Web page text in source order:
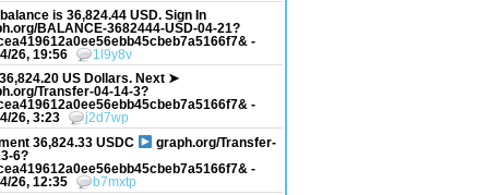
is 36,824.44 USD. Sign In
BALANCE-3682444-USD-04-21?
-
26, 19:56
1l9y8v
US Dollars. Next ➤
Transfer-04-14-3?
-
26, 3:23
j2d7wp
36,824.33 USDC
graph.org/Transfer-
6?
-
26, 12:35
b7mxtp